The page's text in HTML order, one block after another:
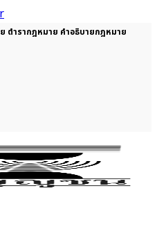
ตำรากฎหมาย คำอธิบายกฎหมาย